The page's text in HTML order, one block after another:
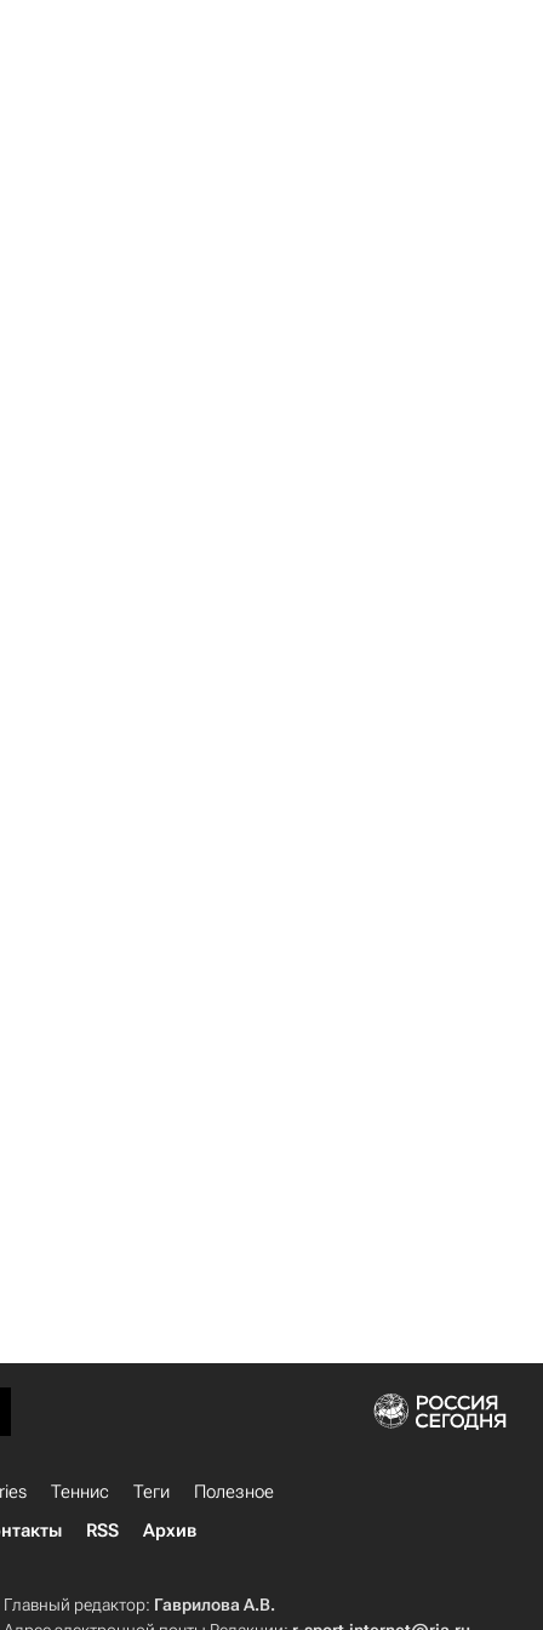
Теннис Теги
Полезное
RSS Архив
Главный редактор: Гаврилова А.В.